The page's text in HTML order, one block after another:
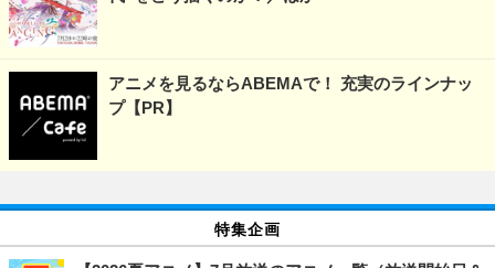
アニメを見るならABEMAで！ 充実のラインナッ
プ【PR】
特集企画